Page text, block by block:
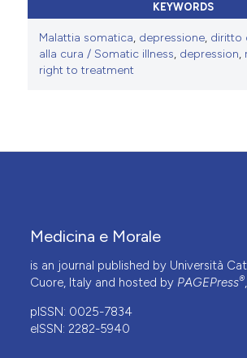
KEYWORDS
Malattia somatica, depressione, diritto
alla cura / Somatic illness, depression,
right to treatment
Medicina e Morale
is an journal published by Università
Cuore, Italy and hosted by PAGEPress®
pISSN: 0025-7834
eISSN: 2282-5940